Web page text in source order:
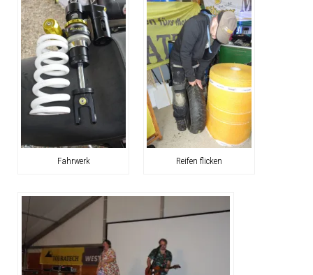
Fahrwerk Reifen flicken